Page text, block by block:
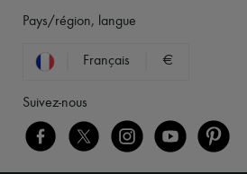
Pays/région, langue
Français €
Suivez-nous